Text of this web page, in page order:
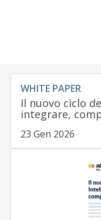
WHITE PAPER
Il nuovo ciclo
integrare,
23 Gen 2026